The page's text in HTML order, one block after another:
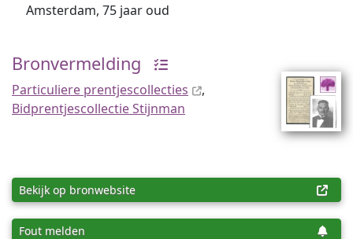
Amsterdam, 75 jaar oud
Bronvermelding
Particuliere prentjescollecties
,
Bidprentjescollectie Stijnman
Bekijk op bronwebsite
Fout melden